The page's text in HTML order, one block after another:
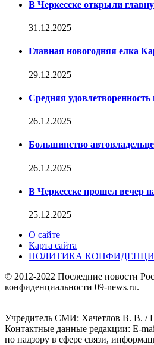
В Черкесске открыли
31.12.2025
Главная новогодняя елка
29.12.2025
Средняя
26.12.2025
Большинство
26.12.2025
В Черкесске прошел вечер
25.12.2025
О сайте
Карта сайта
ПОЛИТИКА
© 2012-2022 Последние новости
конфиденциальности 09-news.ru.
Учредитель СМИ: Хaчeтлoв B. B. /
Контактные данные редакции: E-
по надзору в сфере связи,